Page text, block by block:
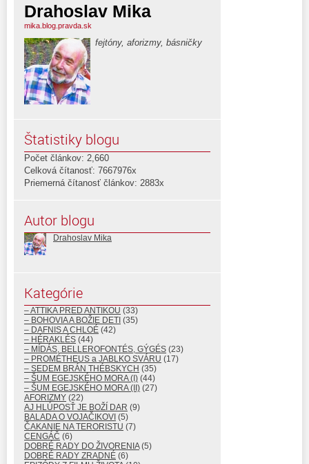
Drahoslav Mika
mika.blog.pravda.sk
fejtóny, aforizmy, básničky
Štatistiky blogu
Počet článkov: 2,660
Celková čítanosť: 7667976x
Priemerná čítanosť článkov: 2883x
Autor blogu
Drahoslav Mika
Kategórie
– ATTIKA PRED ANTIKOU (33)
– BOHOVIA A BOŽIE DETI (35)
– DAFNIS A CHLOÉ (42)
– HÉRAKLÉS (44)
– MÍDÁS, BELLEROFONTÉS, GÝGÉS (23)
– PROMÉTHEUS a JABLKO SVÁRU (17)
– SEDEM BRÁN THÉBSKYCH (35)
– ŠUM EGEJSKÉHO MORA (I) (44)
– ŠUM EGEJSKÉHO MORA (II) (27)
AFORIZMY (22)
AJ HLÚPOSŤ JE BOŽÍ DAR (9)
BALADA O VOJAČIKOVI (5)
ČAKANIE NA TERORISTU (7)
CENGÁČ (6)
DOBRÉ RADY DO ŽIVORENIA(5)
DOBRÉ RADY ZRADNÉ (6)